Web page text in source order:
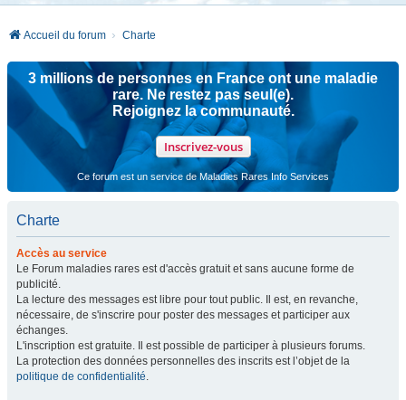
Accueil du forum Charte
3 millions de personnes en France ont une maladie
rare. Ne restez pas seul(e).
Rejoignez la communauté.
Inscrivez-vous
Ce forum est un service de Maladies Rares Info Services
Charte
Accès au service
Le Forum maladies rares est d'accès gratuit et sans aucune forme de
publicité.
La lecture des messages est libre pour tout public. Il est, en revanche,
nécessaire, de s'inscrire pour poster des messages et participer aux
échanges.
L'inscription est gratuite. Il est possible de participer à plusieurs forums.
La protection des données personnelles des inscrits est l’objet de la
politique de confidentialité.